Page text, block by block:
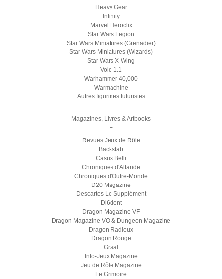
Heavy Gear
Infinity
Marvel Heroclix
Star Wars Legion
Star Wars Miniatures (Grenadier)
Star Wars Miniatures (Wizards)
Star Wars X-Wing
Void 1.1
Warhammer 40,000
Warmachine
Autres figurines futuristes
+
Magazines, Livres & Artbooks
+
Revues Jeux de Rôle
Backstab
Casus Belli
Chroniques d'Altaride
Chroniques d'Outre-Monde
D20 Magazine
Descartes Le Supplément
Di6dent
Dragon Magazine VF
Dragon Magazine VO & Dungeon Magazine
Dragon Radieux
Dragon Rouge
Graal
Info-Jeux Magazine
Jeu de Rôle Magazine
Le Grimoire